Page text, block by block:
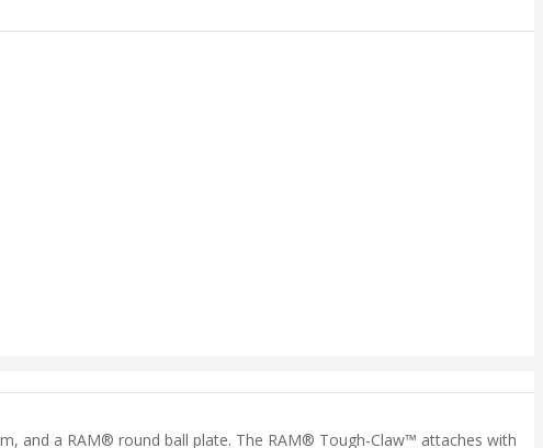
and a RAM® round ball plate. The RAM® Tough-Claw™ attaches with